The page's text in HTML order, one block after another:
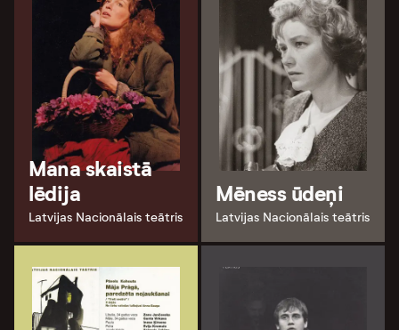
Mana skaistā
lēdija
Latvijas Nacionālais teātris
Mēness ūdeņi
Latvijas Nacionālais teātris